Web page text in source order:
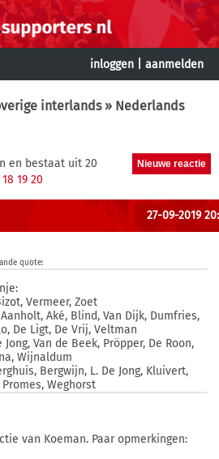
inloggen aanmelden
interlands» Nederlands
en bestaat uit 20
18 19 20
27-09-2019
quote:
Vermeer, Zoet
Aké, Blind, Van Dijk, Dumfries,
De Ligt, De Vrij, Veltman
Jong, Van de Beek, Pröpper, De Roon,
Wijnaldum
Bergwijn, L. De Jong, Kluivert,
Weghorst
van Koeman. Paar opmerkingen: